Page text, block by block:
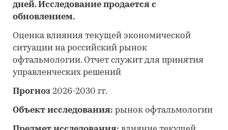
дней. Исследование продается с
обновлением.
Оценка влияния текущей экономической
ситуации на российский рынок
офтальмологии. Отчет служит для принятия
управленческих решений
Прогноз 2026-2030 гг.
Объект исследования: рынок офтальмологии